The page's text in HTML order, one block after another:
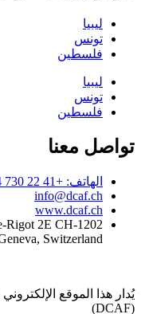
ليبيا
تونس
فلسطين
ليبيا
تونس
فلسطين
تواصل معنا
الهاتف: +41 22 730 94 00
info@dcaf.ch
www.dcaf.ch
Rigot 2E CH-1202
Switzerland
يُدار هذا الموقع
(DCAF)